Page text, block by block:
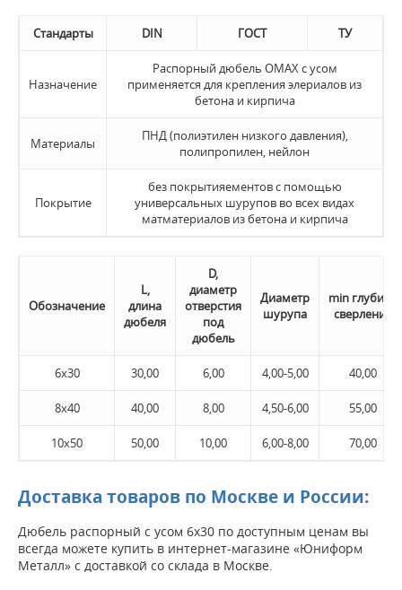
Стандарты DIN ГОСТ ТУ
Назначение
Распорный дюбель OMAX с усом
применяется для крепления элериалов из
бетона и кирпича
Материалы
ПНД (полиэтилен низкого давления),
полипропилен, нейлон
Покрытие
без покрытияементов с помощью
универсальных шурупов во всех видах
матматериалов из бетона и кирпича
Обозначение
L,
длина
дюбеля
D,
диаметр
отверстия
под
дюбель
Диаметр
шурупа
min глубина
сверления
6x30 30,00 6,00 4,00-5,00 40,00
8x40 40,00 8,00 4,50-6,00 55,00
10x50 50,00 10,00 6,00-8,00 70,00
Доставка товаров по Москве и России:
Дюбель распорный с усом 6х30 по доступным ценам вы
всегда можете купить в интернет-магазине «Юниформ
Металл» с доставкой со склада в Москве.